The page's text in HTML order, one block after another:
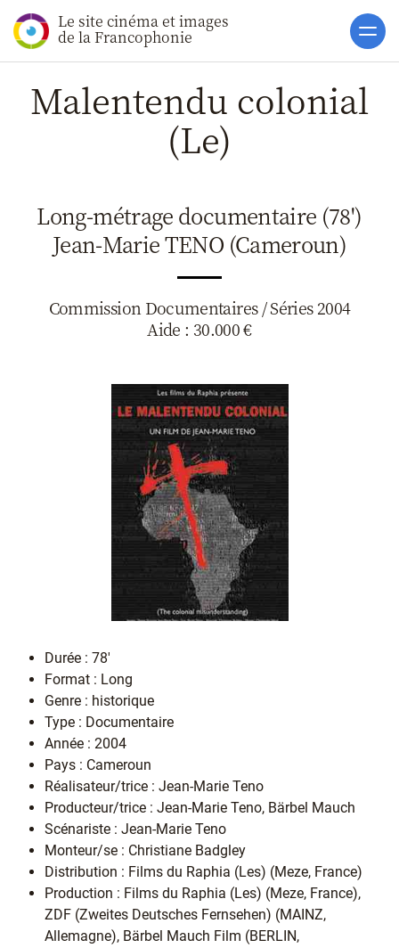
Le site cinéma et images
de la Francophonie Accueil
Actualités
Soutiens
Clap ACP
Boites à
Accès pro
Malentendu colonial
(Le)
Long-métrage documentaire (78')
Jean-Marie TENO (Cameroun)
Commission Documentaires / Séries 2004
Aide : 30.000 €
Durée : 78'
Format : Long
Genre : historique
Type : Documentaire
Année : 2004
Pays : Cameroun
Réalisateur/trice : Jean-Marie Teno
Producteur/trice : Jean-Marie Teno, Bärbel Mauch
Scénariste : Jean-Marie Teno
Monteur/se : Christiane Badgley
Distribution : Films du Raphia (Les) (Meze, France)
Production : Films du Raphia (Les) (Meze, France),
ZDF (Zweites Deutsches Fernsehen) (MAINZ,
Allemagne), Bärbel Mauch Film (BERLIN,